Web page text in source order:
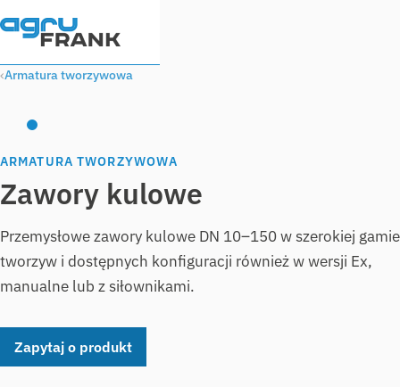
Armatura tworzywowa
ARMATURA TWORZYWOWA
Zawory kulowe
Przemysłowe zawory kulowe DN 10–150 w szerokiej gamie
tworzyw i dostępnych konfiguracji również w wersji Ex,
manualne lub z siłownikami.
Zapytaj o produkt